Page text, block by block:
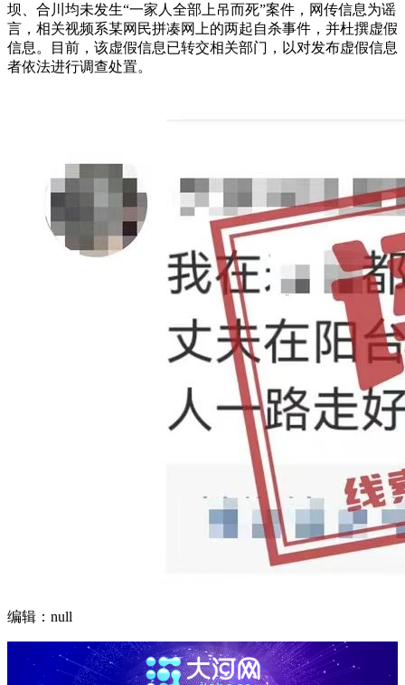
坝、合川均未发生“一家人全部上吊而死”案件，网传信息为谣
言，相关视频系某网民拼凑网上的两起自杀事件，并杜撰虚假
信息。目前，该虚假信息已转交相关部门，以对发布虚假信息
者依法进行调查处置。
编辑：null